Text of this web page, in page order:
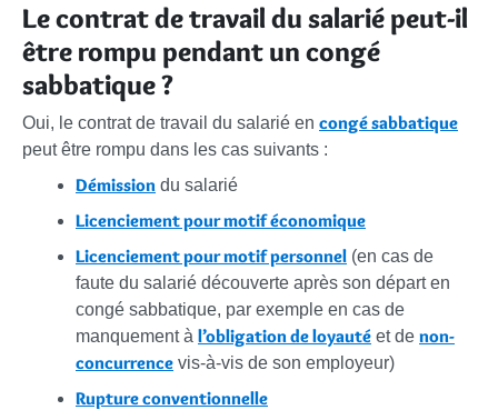
Le contrat de travail du salarié peut-il
être rompu pendant un congé
sabbatique ?
Oui, le contrat de travail du salarié en congé sabbatique
peut être rompu dans les cas suivants :
Démission du salarié
Licenciement pour motif économique
Licenciement pour motif personnel (en cas de
faute du salarié découverte après son départ en
congé sabbatique, par exemple en cas de
manquement à l’obligation de loyauté et de non-
concurrence vis-à-vis de son employeur)
Rupture conventionnelle